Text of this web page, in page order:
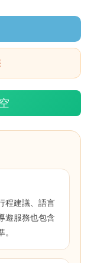
程建議、語言
遊服務也包含